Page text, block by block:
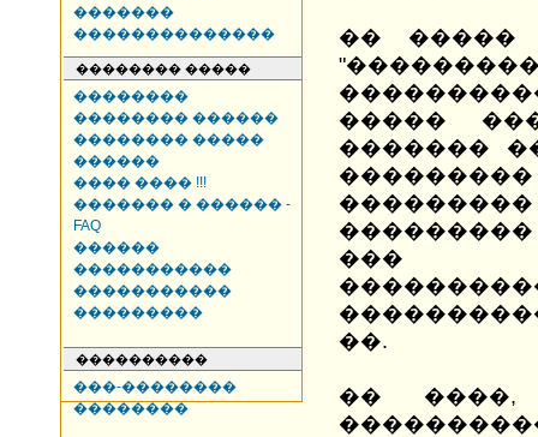
�������
��������������
�������� �����
��������
�������� ������
�������� �����
������
���� ���� !!!
������� � ������ -
FAQ
������
�����������
�����������
���������
����������
���-��������
��������
�� �����
�����
�������
���
��.
�� ����,